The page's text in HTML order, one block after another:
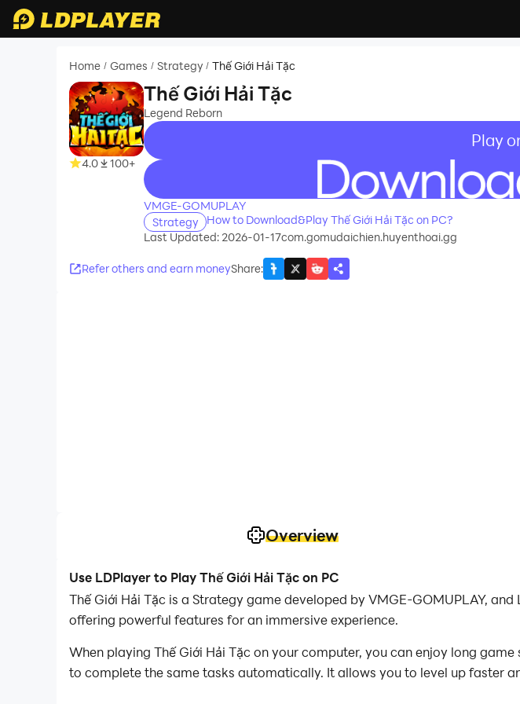
Home / Games / Strategy / Thế Giới Hải Tặc
4.0 100+
Thế Giới Hải Tặc
Legend Reborn
Play
recommend
VMGE-GOMUPLAY
Strategy
How to Download&Play Thế Giới Hải Tặc on PC?
Last Updated: 2026-01-17com.gomudaichien.huyenthoai.gg
Refer others and earn moneyShare:
Overview
Use LDPlayer to Play Thế Giới Hải Tặc on PC
Thế Giới Hải Tặc is a Strategy game developed by VMGE-GOMUPLAY,
offering powerful features for an immersive experience.
When playing Thế Giới Hải Tặc on your computer, you can enjoy long
to complete the same tasks automatically. It allows you to level up faster